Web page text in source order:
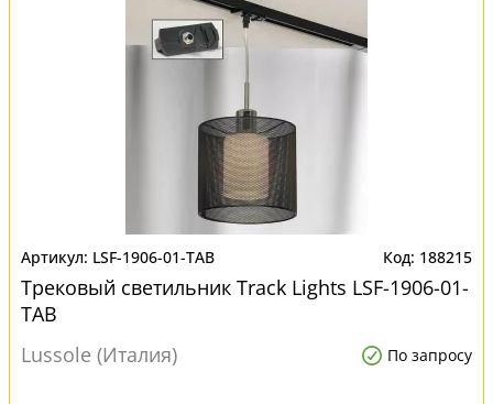
LSF-1906-01-TAB 188215
Трековый светильник Track Lights LSF-1906-01-
TAB
Lussole (Италия)
По запросу